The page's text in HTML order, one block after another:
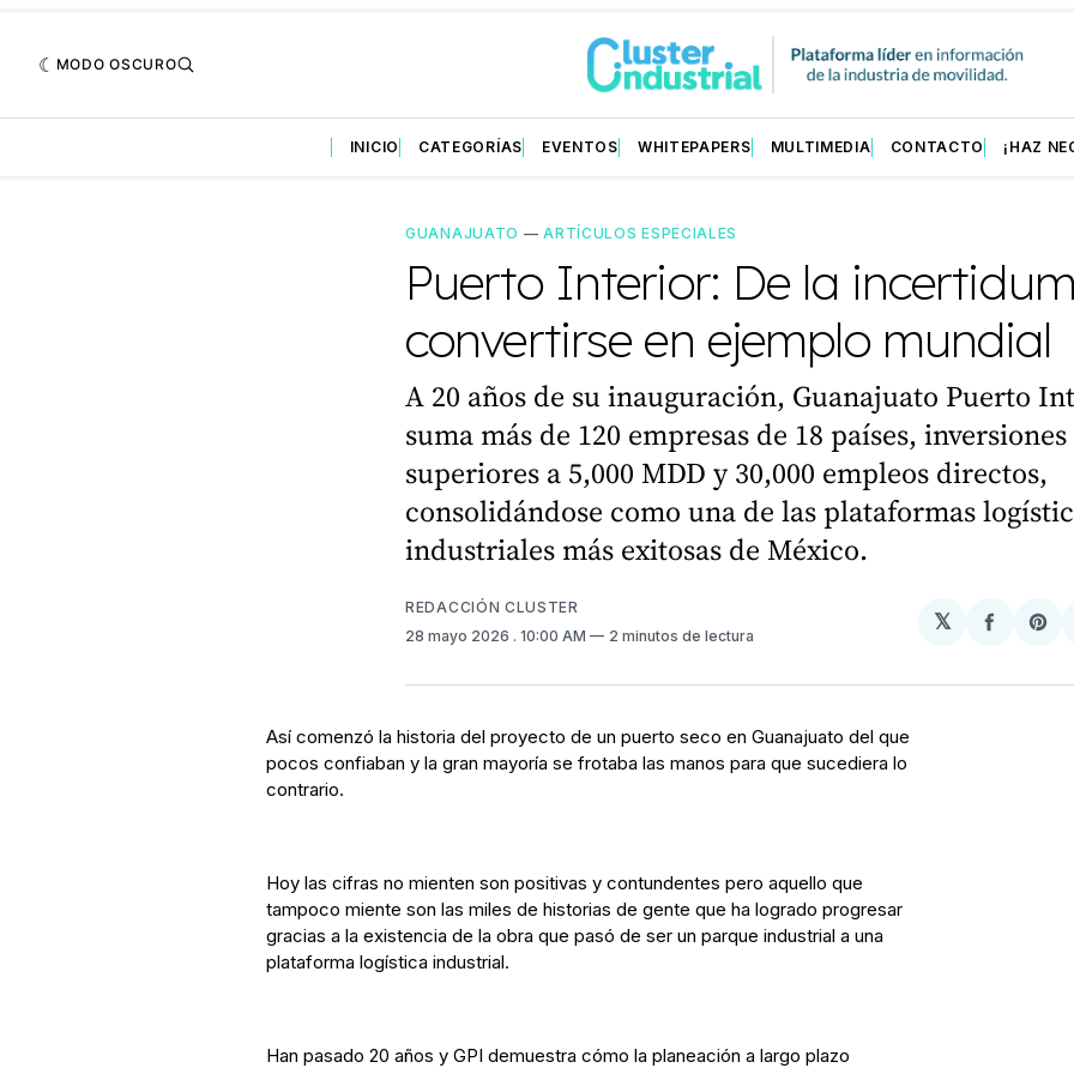
MODO OSCURO
INICIO CATEGORÍAS EVENTOS WHITEPAPERS MULTIMEDIA CONTACTO ¡HAZ
GUANAJUATO —ARTÍCULOS ESPECIALES
Puerto Interior: De la
convertirse en ejemplo mundial
A 20 años de su inauguración, Guanajuato Puerto
suma más de 120 empresas de 18 países, inversiones
superiores a 5,000 MDD y 30,000 empleos directos,
consolidándose como una de las plataformas
industriales más exitosas de México.
REDACCIÓN CLUSTER
28 mayo 2026 . 10:00 AM 2 minutos de lectura
𝕏
Así comenzó la historia del proyecto de un puerto seco en Guanajuato del que
pocos confiaban y la gran mayoría se frotaba las manos para que sucediera lo
contrario.
Hoy las cifras no mienten son positivas y contundentes pero aquello que
tampoco miente son las miles de historias de gente que ha logrado progresar
gracias a la existencia de la obra que pasó de ser un parque industrial a una
plataforma logística industrial.
Han pasado 20 años y GPI demuestra cómo la planeación a largo plazo